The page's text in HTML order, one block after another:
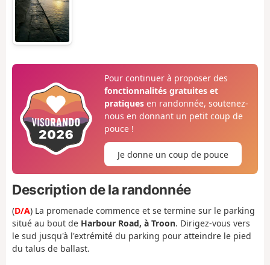
Pour continuer à proposer des
fonctionnalités gratuites et
pratiquesen randonnée, soutenez-
nous en donnant un petit coup de
pouce !
Je donne un coup de pouce
Description de la randonnée
(D/A) La promenade commence et se termine sur le parking
situé au bout de Harbour Road, à Troon. Dirigez-vous vers
le sud jusqu'à l'extrémité du parking pour atteindre le pied
du talus de ballast.